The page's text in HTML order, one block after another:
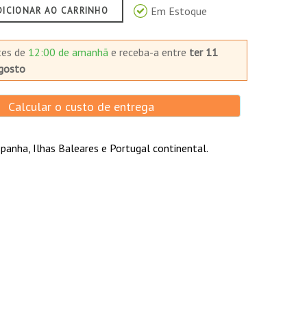
AO CARRINHO Em Estoque
de 12:00 de amanhã e receba-a entre ter 11
Calcular o custo de entrega
Ilhas Baleares e Portugal continental.